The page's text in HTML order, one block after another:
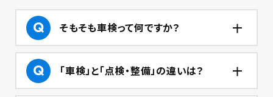
そもそも車検って何ですか？
「車検」と「点検・整備」の違いは？